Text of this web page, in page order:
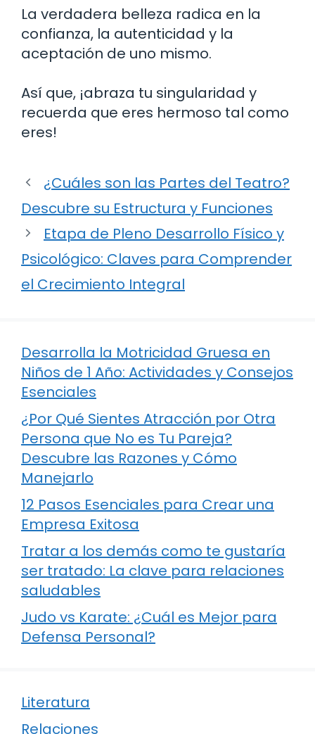
La verdadera belleza radica en la
confianza, la autenticidad y la
aceptación de uno mismo.
Así que, ¡abraza tu singularidad y
recuerda que eres hermoso tal como
eres!
¿Cuáles son las Partes del Teatro?
Descubre su Estructura y Funciones
Etapa de Pleno Desarrollo Físico y
Psicológico: Claves para Comprender
el Crecimiento Integral
Desarrolla la Motricidad Gruesa en
Niños de 1 Año: Actividades y Consejos
Esenciales
¿Por Qué Sientes Atracción por Otra
Persona que No es Tu Pareja?
Descubre las Razones y Cómo
Manejarlo
12 Pasos Esenciales para Crear una
Empresa Exitosa
Tratar a los demás como te gustaría
ser tratado: La clave para relaciones
saludables
Judo vs Karate: ¿Cuál es Mejor para
Defensa Personal?
Literatura
Relaciones